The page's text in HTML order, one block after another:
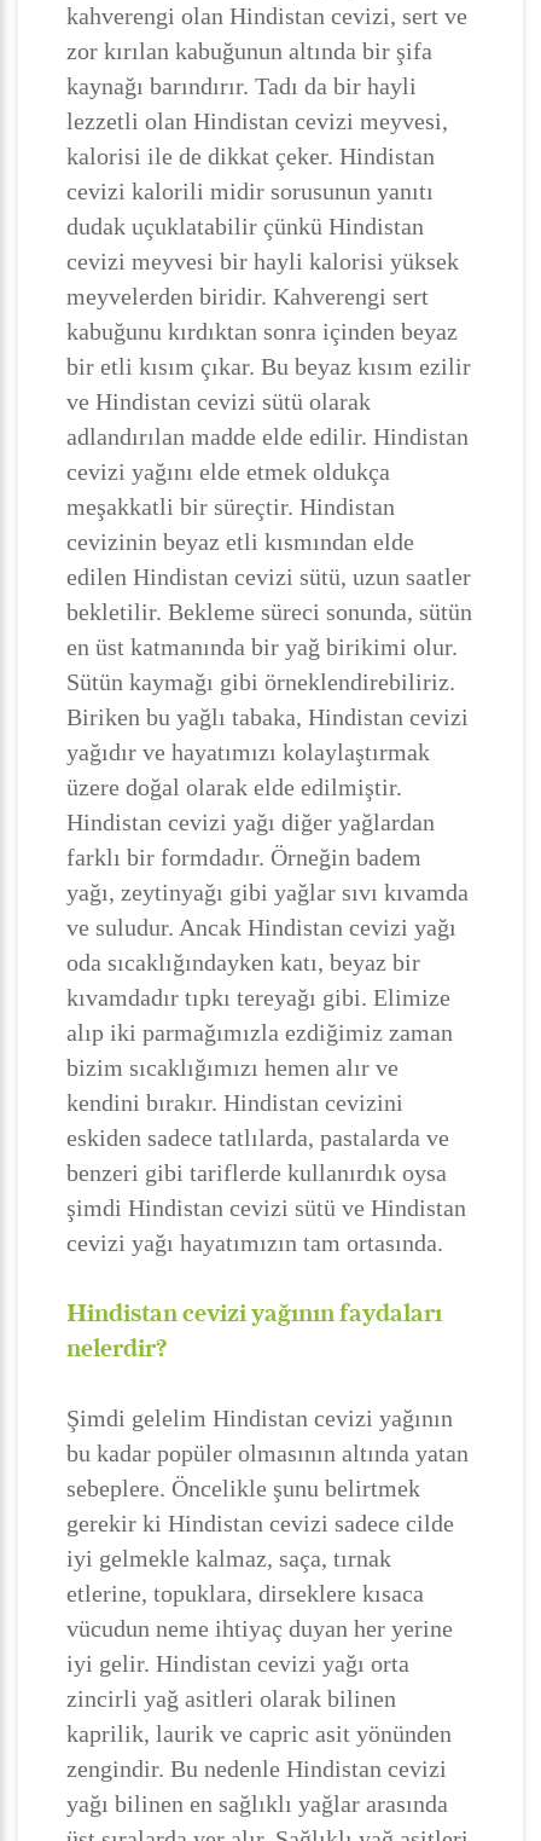
kahverengi olan Hindistan cevizi, sert ve
zor kırılan kabuğunun altında bir şifa
kaynağı barındırır. Tadı da bir hayli
lezzetli olan Hindistan cevizi meyvesi,
kalorisi ile de dikkat çeker. Hindistan
cevizi kalorili midir sorusunun yanıtı
dudak uçuklatabilir çünkü Hindistan
cevizi meyvesi bir hayli kalorisi yüksek
meyvelerden biridir. Kahverengi sert
kabuğunu kırdıktan sonra içinden beyaz
bir etli kısım çıkar. Bu beyaz kısım ezilir
ve Hindistan cevizi sütü olarak
adlandırılan madde elde edilir. Hindistan
cevizi yağını elde etmek oldukça
meşakkatli bir süreçtir. Hindistan
cevizinin beyaz etli kısmından elde
edilen Hindistan cevizi sütü, uzun saatler
bekletilir. Bekleme süreci sonunda, sütün
en üst katmanında bir yağ birikimi olur.
Sütün kaymağı gibi örneklendirebiliriz.
Biriken bu yağlı tabaka, Hindistan cevizi
yağıdır ve hayatımızı kolaylaştırmak
üzere doğal olarak elde edilmiştir.
Hindistan cevizi yağı diğer yağlardan
farklı bir formdadır. Örneğin badem
yağı, zeytinyağı gibi yağlar sıvı kıvamda
ve suludur. Ancak Hindistan cevizi yağı
oda sıcaklığındayken katı, beyaz bir
kıvamdadır tıpkı tereyağı gibi. Elimize
alıp iki parmağımızla ezdiğimiz zaman
bizim sıcaklığımızı hemen alır ve
kendini bırakır. Hindistan cevizini
eskiden sadece tatlılarda, pastalarda ve
benzeri gibi tariflerde kullanırdık oysa
şimdi Hindistan cevizi sütü ve Hindistan
cevizi yağı hayatımızın tam ortasında.
Hindistan cevizi yağının faydaları
nelerdir?
Şimdi gelelim Hindistan cevizi yağının
bu kadar popüler olmasının altında yatan
sebeplere. Öncelikle şunu belirtmek
gerekir ki Hindistan cevizi sadece cilde
iyi gelmekle kalmaz, saça, tırnak
etlerine, topuklara, dirseklere kısaca
vücudun neme ihtiyaç duyan her yerine
iyi gelir. Hindistan cevizi yağı orta
zincirli yağ asitleri olarak bilinen
kaprilik, laurik ve capric asit yönünden
zengindir. Bu nedenle Hindistan cevizi
yağı bilinen en sağlıklı yağlar arasında